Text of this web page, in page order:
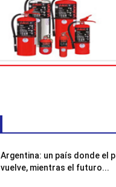
Argentina: un país donde el
vuelve, mientras el futuro...